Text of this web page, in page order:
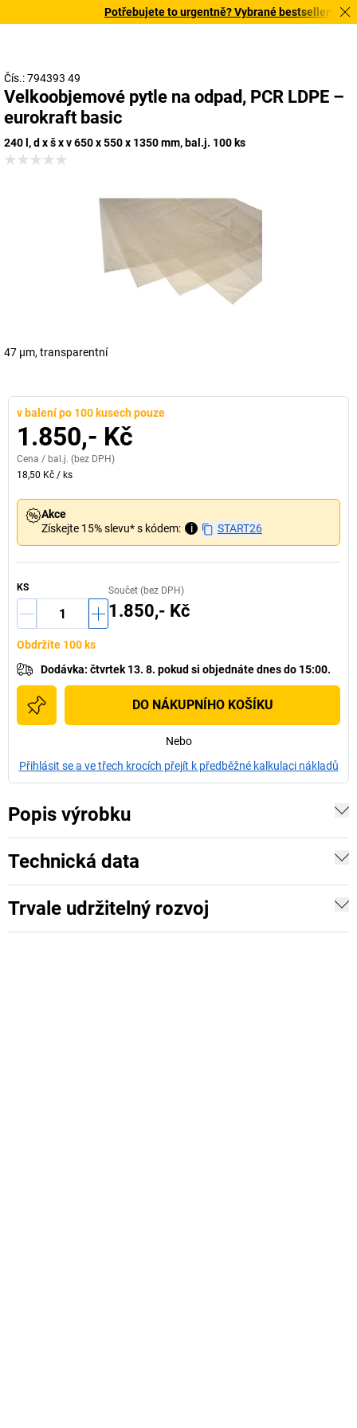
Potřebujete to urgentně? Vybrané bestsellery
Čís.: 794393 49
Velkoobjemové pytle na odpad, PCR LDPE –
eurokraft basic
240 l, d x š x v 650 x 550 x 1350 mm, bal.j. 100 ks
47 µm, transparentní
v balení po 100 kusech pouze
1.850,- Kč
Cena / bal.j. (bez DPH)
18,50 Kč / ks
Akce
Získejte 15% slevu* s kódem:
i START26
KS Součet (bez DPH)
1.850,- Kč
Obdržíte 100 ks
Dodávka: čtvrtek 13. 8. pokud si objednáte dnes do 15:00.
DO NÁKUPNÍHO KOŠÍKU
Nebo
Přihlásit se a ve třech krocích přejít k předběžné kalkulaci nákladů
Popis výrobku
Technická data
Trvale udržitelný rozvoj